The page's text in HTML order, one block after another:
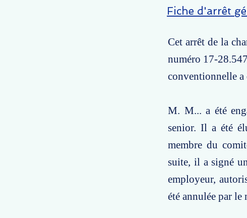
Fiche d'arrêt
Cet arrêt de la
numéro 17-
conventionnelle a
M. M... a été
senior. Il a été
membre du
suite, il a signé
employeur,
été annulée par